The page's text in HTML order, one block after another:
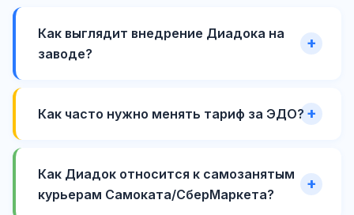
Как выглядит внедрение Диадока на
заводе?
Как часто нужно менять тариф за ЭДО?
Как Диадок относится к самозанятым
курьерам Самоката/СберМаркета?